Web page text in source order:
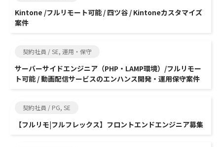
Kintone /フルリモート可能 / 四ツ谷 / Kintoneカスタマイズ
案件
契約社員 / SE, 運用・保守
サーバーサイドエンジニア（PHP・LAMP環境）/フルリモー
ト可能 / 動画配信サービスのエンハンス開発・運用保守案件
契約社員 / PG, SE
【フルリモ|フルフレックス】フロントエンドエンジニア募集